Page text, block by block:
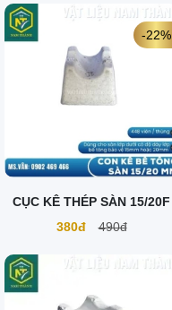
CỤC KÊ THÉP SÀN 15/20F
380đ
490đ
-22%